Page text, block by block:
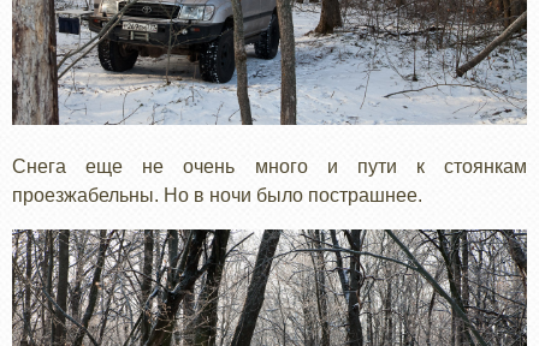
Снега еще не очень много и пути к стоянкам
проезжабельны. Но в ночи было пострашнее.